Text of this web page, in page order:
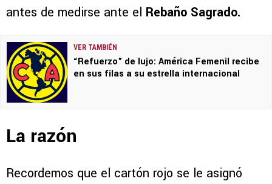
antes de medirse ante el Rebaño Sagrado.
VER TAMBIÉN
“Refuerzo” de lujo: América Femenil recibe
en sus filas a su estrella internacional
La razón
Recordemos que el cartón rojo se le asignó